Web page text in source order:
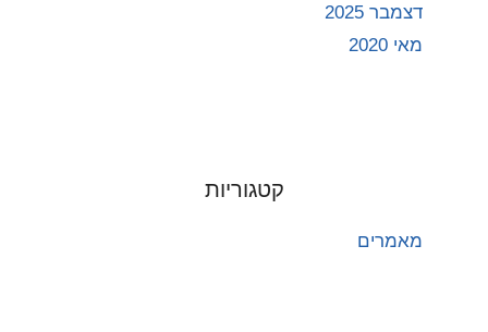
דצמבר 2025
מאי 2020
קטגוריות
מאמרים